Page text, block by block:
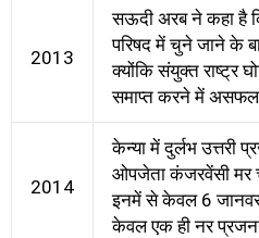
2013
सऊदी अरब ने कहा है
परिषद में चुने जाने के
क्योंकि संयुक्त राष्ट्र
समाप्त करने में असफल
2014
केन्या में दुर्लभ उत्तरी
ओपजेता कंजरवेंसी मर
इनमें से केवल 6 जानवर
केवल एक ही नर